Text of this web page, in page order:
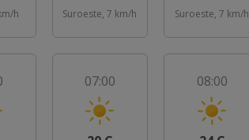
h
Suroeste, 7 km/h
Suroeste, 7 km/h
07:00 08:00